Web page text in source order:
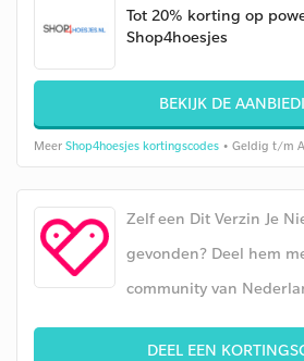
Tot 20% korting op
Shop4hoesjes
BEKIJK DE
Meer Shop4hoesjes kortingscodes • Geldig t/m
Zelf een Dit Verzin Je
gevonden? Deel hem
community van
DEEL EEN